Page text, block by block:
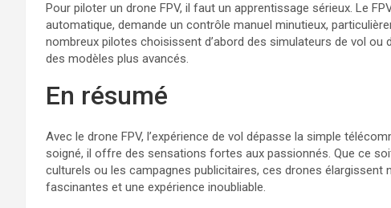
Pour piloter un drone FPV, il faut un apprentissage sérieux. Le
automatique, demande un contrôle manuel minutieux,
nombreux pilotes choisissent d’abord des simulateurs de vol ou
des modèles plus avancés.
En résumé
Avec le drone FPV, l’expérience de vol dépasse la simple
soigné, il offre des sensations fortes aux passionnés. Que ce
culturels ou les campagnes publicitaires, ces drones
fascinantes et une expérience inoubliable.